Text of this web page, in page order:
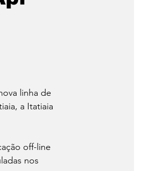
linha de
a Itatiaia
off-line
nos